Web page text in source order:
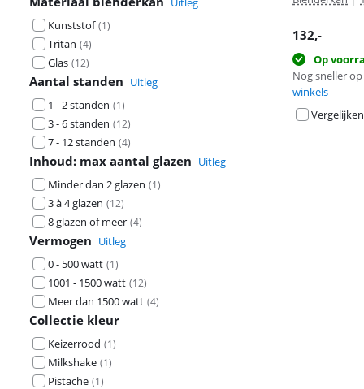
Kunststof (1)
Tritan (4)
Glas (12)
Aantal standen Uitleg
1 - 2 standen (1)
3 - 6 standen (12)
7 - 12 standen (4)
Inhoud: max aantal glazen Uitleg
Minder dan 2 glazen (1)
3 à 4 glazen (12)
8 glazen of meer (4)
Vermogen Uitleg
0 - 500 watt (1)
1001 - 1500 watt (12)
Meer dan 1500 watt (4)
Collectie kleur
Keizerrood (1)
Milkshake (1)
Pistache (1)
132,-
Op
Nog sneller
winkels
Vergelijken